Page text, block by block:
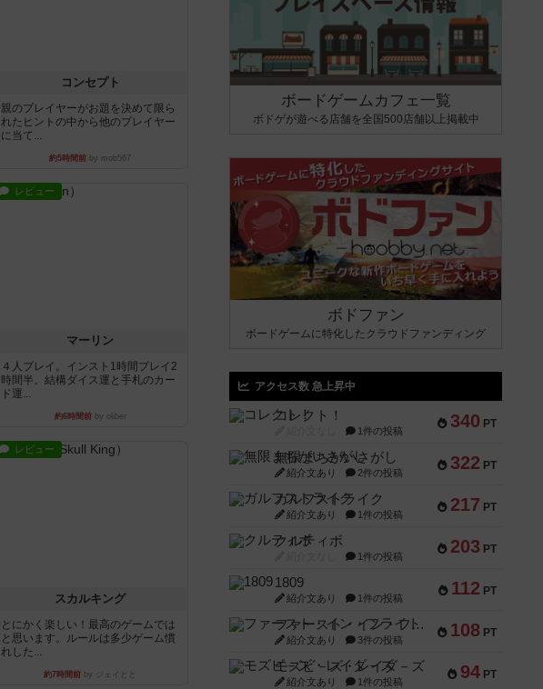
コンセプト
親のプレイヤーがお題を決めて限ら
れたヒントの中から他のプレイヤー
に当て...
約5時間前 by mob567
レビュー
マーリン
４人プレイ。インスト1時間プレイ2
時間半。結構ダイス運と手札のカー
ド運...
約6時間前by oliber
レビュー
スカルキング
とにかく楽しい！最高のゲームでは
と思います。ルールは多少ゲーム慣
れした...
約7時間前 by ジェイとと
ボードゲームカフェ一覧
ボドゲが遊べる店舗を全国500店舗以上掲載中
ボドファン
ボードゲームに特化したクラウドファンディング
アクセス数 急上昇中
340 PT
コレクト！
1件の投稿
322 PT
無限まちがいさがし
紹介文あり 2件の投稿
217 PT
ガルフストライク
紹介文あり 1件の投稿
203 PT
クルティボ
1件の投稿
112 PT
1809
紹介文あり 1件の投稿
108 PT
ファースト・イン・フライト
紹介文あり 3件の投稿
94 PT
モズビ－ズ・レイダ－ズ
紹介文あり 1件の投稿